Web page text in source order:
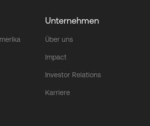
Unternehmen
Über uns
Impact
Investor Relations
Karriere